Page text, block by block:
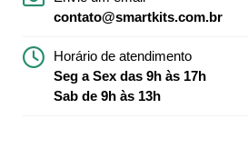
contato@smartkits.com.br
Horário de atendimento
Seg a Sex das 9h às 17h
Sab de 9h às 13h